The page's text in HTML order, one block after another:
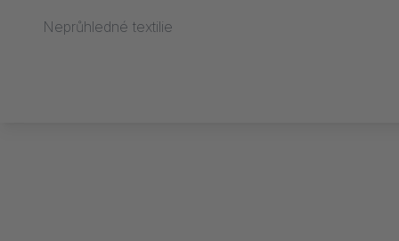
Neprůhledné textilie